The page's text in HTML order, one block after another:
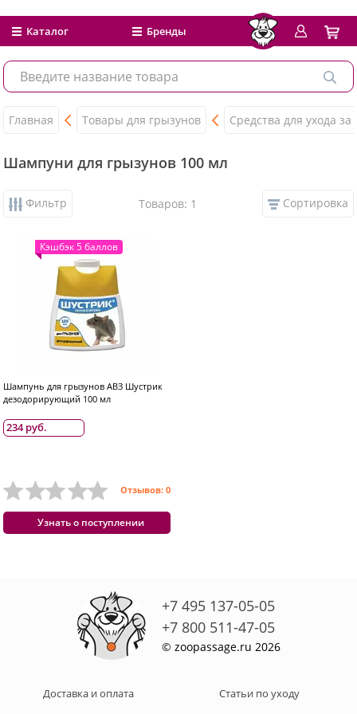
Каталог Бренды
Главная Товары для грызунов Средства для ухода
Шампуни для грызунов 100 мл
Фильтр Товаров: 1 Сортировка
Кэшбэк 5 баллов
Шампунь для грызунов АВЗ Шустрик
дезодорирующий 100 мл
234 руб.
Отзывов: 0
Узнать о поступлении
+7 495 137-05-05
+7 800 511-47-05
© zoopassage.ru 2026
Доставка и оплата
Статьи по уходу